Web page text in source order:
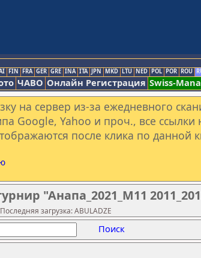
FIN FRA GER GRE INA ITA JPN MKD LTU NED POL POR ROU
ЧАВО Онлайн Регистрация Swiss-
на сервер из-за ежедневного
Google, Yahoo и проч., все
после клика по данной
"Анапа_2021_М11
загрузка: ABULADZE
Поиск